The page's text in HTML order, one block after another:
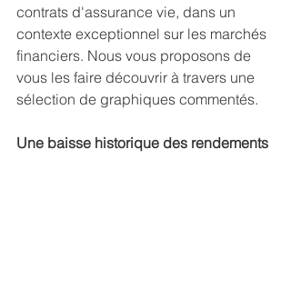
contrats d'assurance vie, dans un
contexte exceptionnel sur les marchés
financiers. Nous vous proposons de
vous les faire découvrir à travers une
sélection de graphiques commentés.
Une baisse historique des rendements